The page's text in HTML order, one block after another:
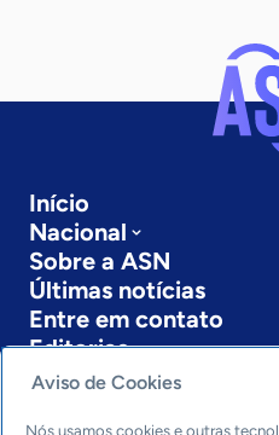
Início
Nacional
Sobre a ASN
Últimas notícias
Entre em contato
Editorias
Economia & Política
Inovação & Tecnologia
Aviso de Cookies
Nós usamos cookies e outras